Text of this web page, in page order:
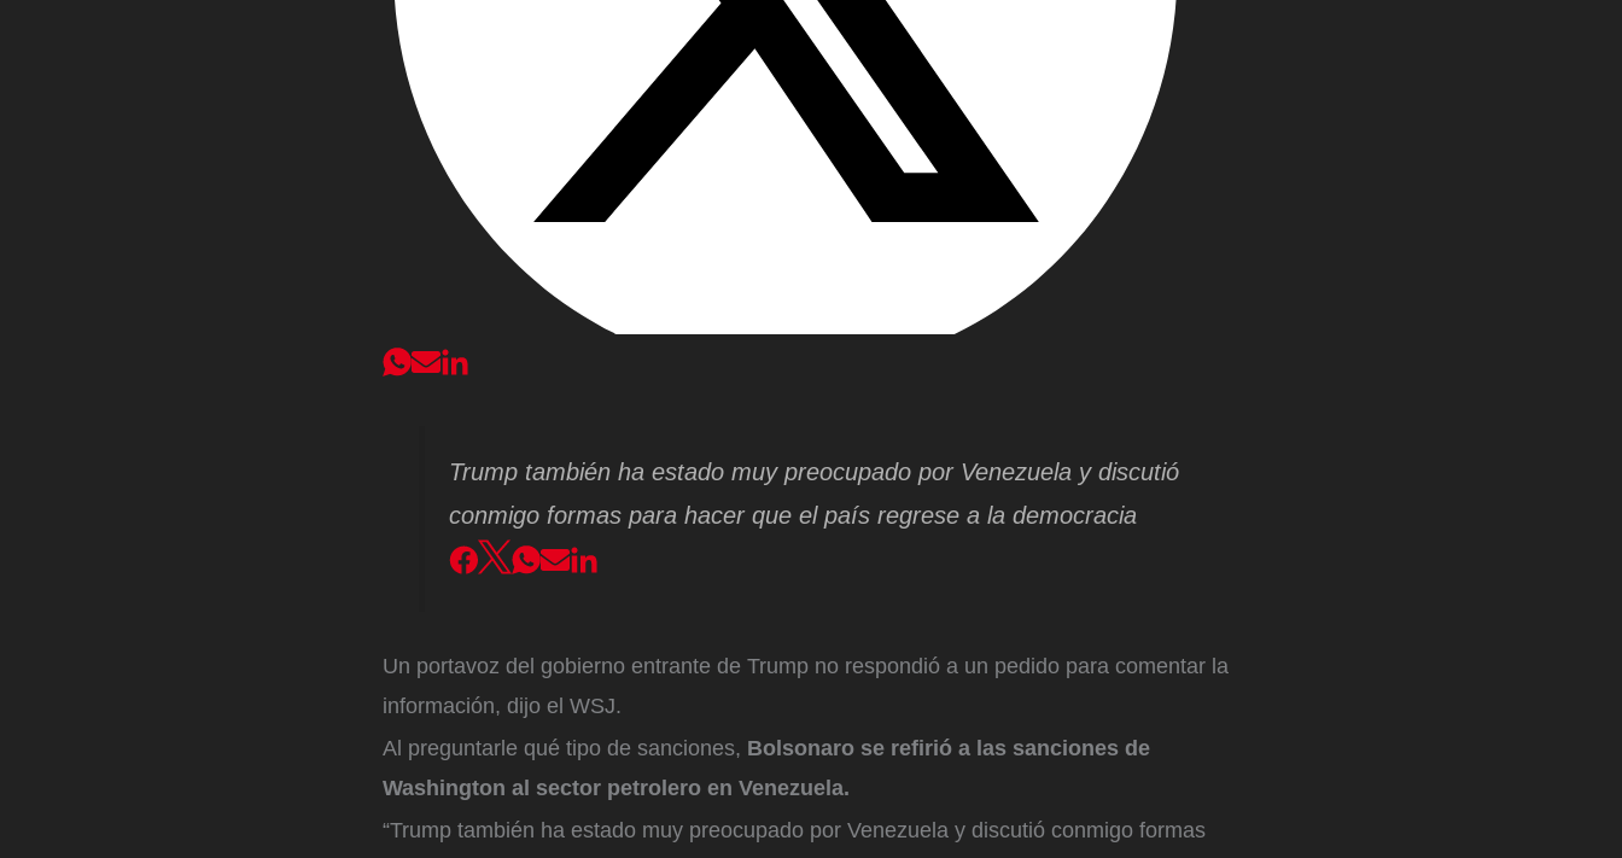
Trump también ha estado muy preocupado por Venezuela y discutió
conmigo formas para hacer que el país regrese a la democracia
Un portavoz del gobierno entrante de Trump no respondió a un pedido para comentar la
información, dijo el WSJ.
Al preguntarle qué tipo de sanciones, Bolsonaro se refirió a las sanciones de
Washington al sector petrolero en Venezuela.
“Trump también ha estado muy preocupado por Venezuela y discutió conmigo formas